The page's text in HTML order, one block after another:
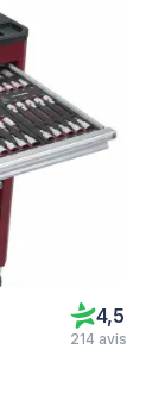
4,5
214 avis